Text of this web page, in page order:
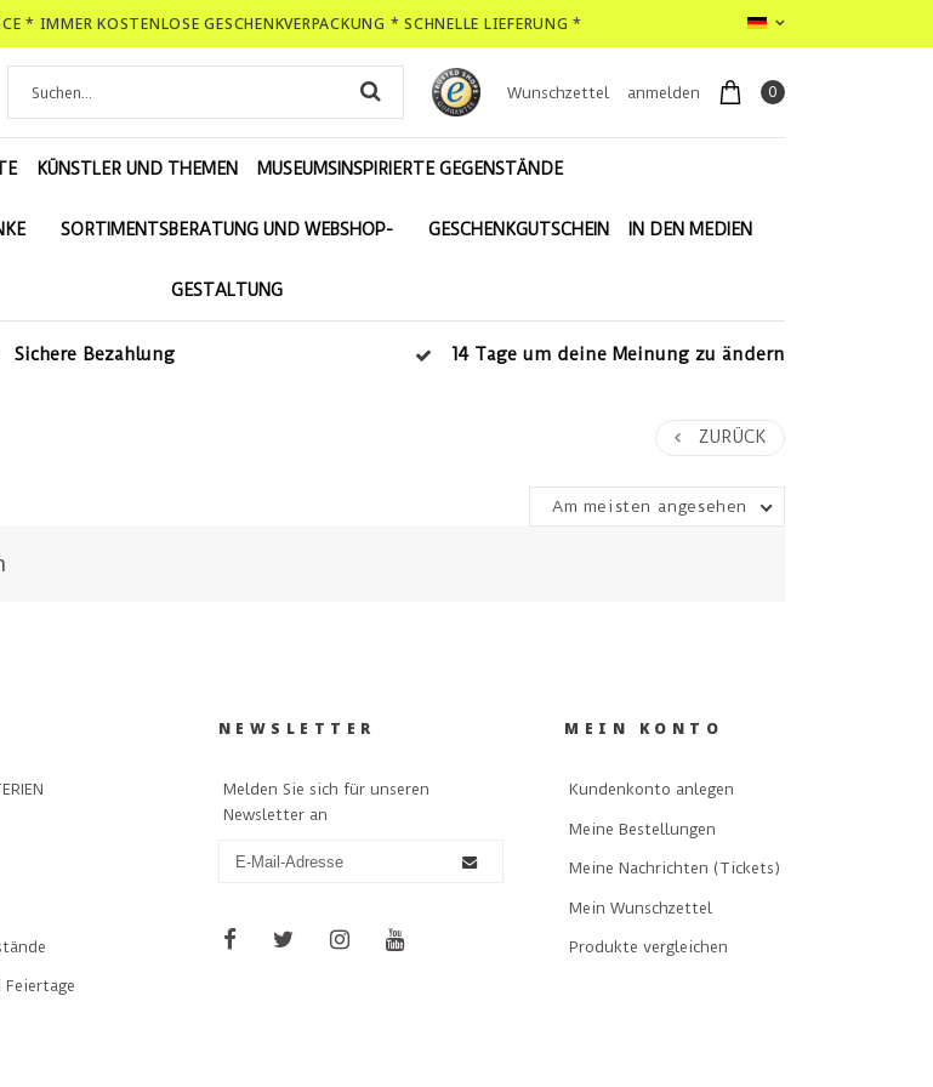
* IMMER KOSTENLOSE GESCHENKVERPACKUNG * SCHNELLE LIEFERUNG *
Wunschzettel anmelden 0
KÜNSTLER UND THEMEN MUSEUMSINSPIRIERTE GEGENSTÄNDE
SORTIMENTSBERATUNG UND WEBSHOP-
GESTALTUNG
GESCHENKGUTSCHEIN IN DEN MEDIEN
Sichere Bezahlung 14 Tage um deine Meinung zu ändern
ZURÜCK
Am meisten angesehen
Feiertage
NEWSLETTER
Melden Sie sich für unseren
Newsletter an
MEIN KONTO
Kundenkonto anlegen
Meine Bestellungen
Meine Nachrichten (Tickets)
Mein Wunschzettel
Produkte vergleichen